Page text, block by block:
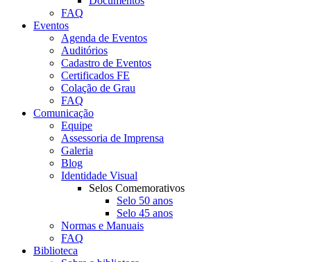
FAQ
Eventos
Agenda de Eventos
Auditórios
Cadastro de Eventos
Certificados FE
Colação de Grau
FAQ
Comunicação
Equipe
Assessoria de Imprensa
Galeria
Blog
Identidade Visual
Selos Comemorativos
Selo 50 anos
Selo 45 anos
Normas e Manuais
FAQ
Biblioteca